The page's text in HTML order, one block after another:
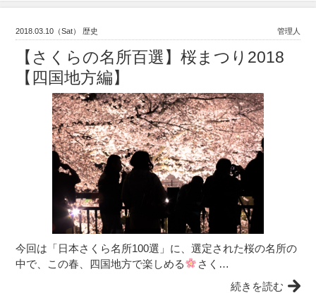
2018.03.10（Sat） 歴史 管理人
【さくらの名所百選】桜まつり2018
【四国地方編】
今回は「日本さくら名所100選」に、選定された桜の名所の
中で、この春、四国地方で楽しめる
さく…
続きを読む